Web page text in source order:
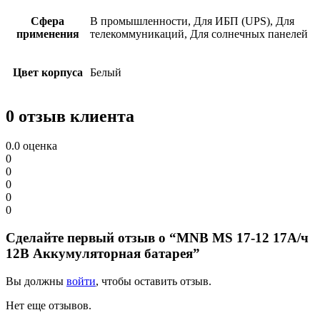
Сфера
применения
В промышленности, Для ИБП (UPS), Для
телекоммуникаций, Для солнечных панелей
Цвет корпуса Белый
0 отзыв клиента
0.0 оценка
0
0
0
0
0
Сделайте первый отзыв о “MNB MS 17-12 17А/ч
12В Аккумуляторная батарея”
Вы должны войти, чтобы оставить отзыв.
Нет еще отзывов.